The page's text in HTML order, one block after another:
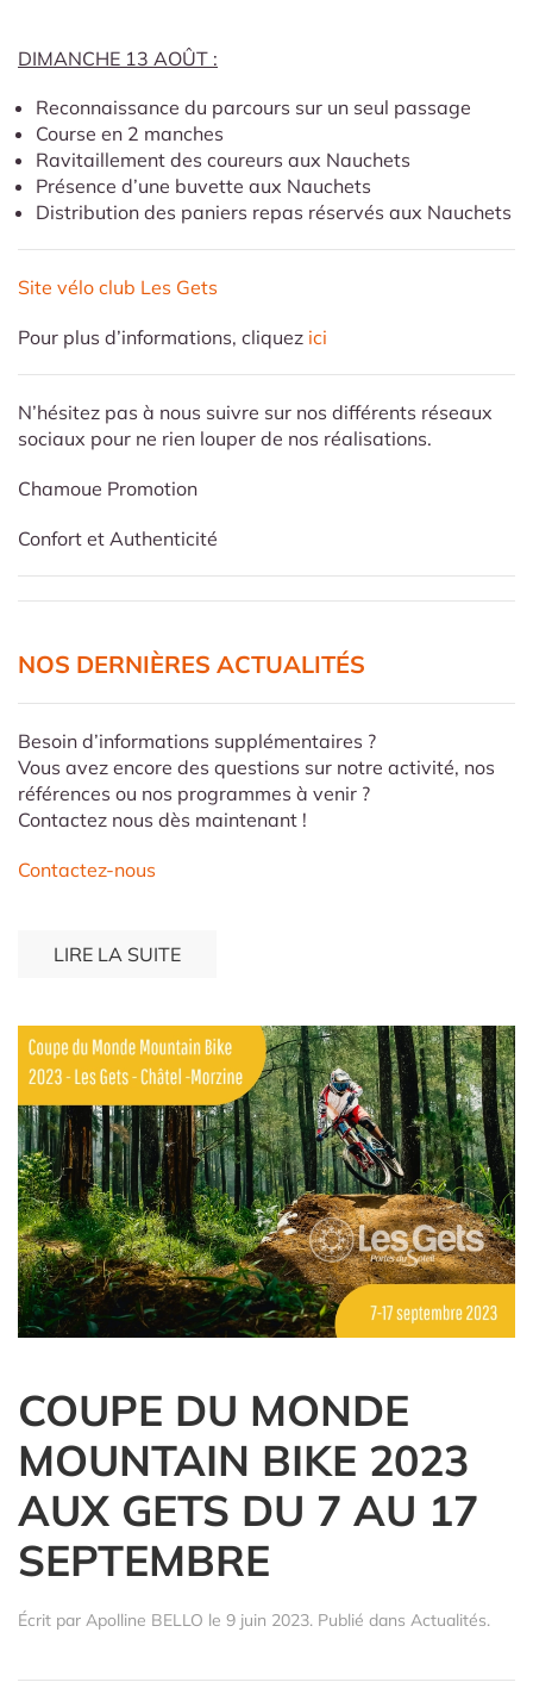
DIMANCHE 13 AOÛT :
Reconnaissance du parcours sur un seul passage
Course en 2 manches
Ravitaillement des coureurs aux Nauchets
Présence d’une buvette aux Nauchets
Distribution des paniers repas réservés aux Nauchets
Site vélo club Les Gets
Pour plus d’informations, cliquez ici
N’hésitez pas à nous suivre sur nos différents réseaux
sociaux pour ne rien louper de nos réalisations.
Chamoue Promotion
Confort et Authenticité
NOS DERNIÈRES ACTUALITÉS
Besoin d’informations supplémentaires ?
Vous avez encore des questions sur notre activité, nos
références ou nos programmes à venir ?
Contactez nous dès maintenant !
Contactez-nous
LIRE LA SUITE
COUPE DU MONDE
MOUNTAIN BIKE 2023
AUX GETS DU 7 AU 17
SEPTEMBRE
Écrit par Apolline BELLO le 9 juin 2023. Publié dans Actualités.